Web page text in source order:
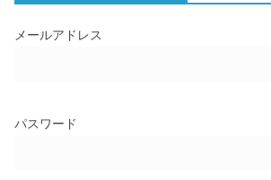
メールアドレス
パスワード